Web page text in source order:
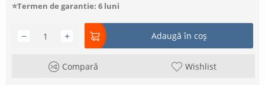
⭐Termen de garantie: 6 luni
+
− Adaugă în coș
Compară Wishlist